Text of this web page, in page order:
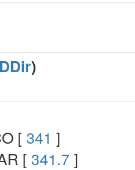
)
[ 341 ]
[ 341.7 ]